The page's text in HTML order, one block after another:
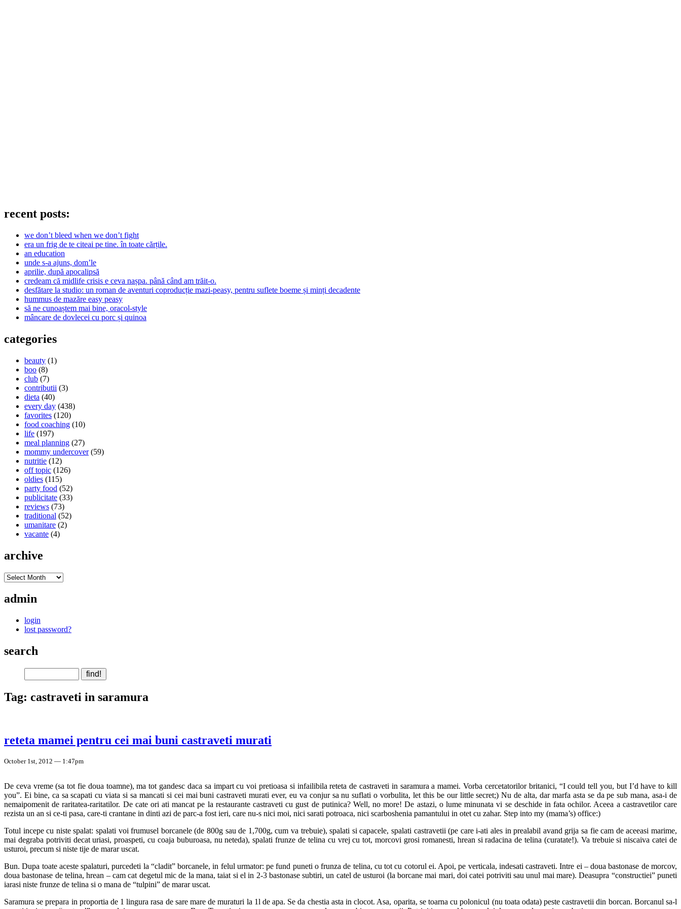
recent posts:
we don’t bleed when we don’t fight
era un frig de te citeai pe tine. în toate cărțile.
an education
unde s-a ajuns, dom’le
aprilie, după apocalipsă
credeam că midlife crisis e ceva nașpa. până când am trăit-o.
desfătare la studio: un roman de aventuri coproducție mazi-peasy, pentru suflete boeme și minți decadente
hummus de mazăre easy peasy
să ne cunoaștem mai bine, oracol-style
mâncare de dovlecei cu porc și quinoa
categories
beauty (1)
boo (8)
club (7)
contributii (3)
dieta (40)
every day (438)
favorites (120)
food coaching (10)
life (197)
meal planning (27)
mommy undercover(59)
nutritie (12)
off topic (126)
oldies (115)
party food (52)
publicitate (33)
reviews (73)
traditional (52)
umanitare (2)
vacante (4)
archive
admin
login
lost password?
search
Tag: castraveti in saramura
reteta mamei pentru cei mai buni castraveti murati
October 1st, 2012 — 1:47pm
De ceva vreme (sa tot fie doua toamne), ma tot gandesc daca sa impart cu voi pretioasa si infailibila reteta de castraveti in saramura a mamei. Vorba cercetatorilor britanici, “I could tell you, but I’d have to kill
you”. Ei bine, ca sa scapati cu viata si sa mancati si cei mai buni castraveti murati ever, eu va conjur sa nu suflati o vorbulita, let this be our little secret;) Nu de alta, dar marfa asta se da pe sub mana, asa-i de
nemaipomenit de raritatea-raritatilor. De cate ori ati mancat pe la restaurante castraveti cu gust de putinica? Well, no more! De astazi, o lume minunata vi se deschide in fata ochilor. Aceea a castravetilor care
rezista un an si ce-ti pasa, care-ti crantane in dinti azi de parc-a fost ieri, care nu-s nici moi, nici sarati potroaca, nici scarboshenia pamantului in otet cu zahar. Step into my (mama’s) office:)
Totul incepe cu niste spalat: spalati voi frumusel borcanele (de 800g sau de 1,700g, cum va trebuie), spalati si capacele, spalati castravetii (pe care i-ati ales in prealabil avand grija sa fie cam de aceeasi marime,
mai degraba potriviti decat uriasi, proaspeti, cu coaja buburoasa, nu neteda), spalati frunze de telina cu vrej cu tot, morcovi grosi romanesti, hrean si radacina de telina (curatate!). Va trebuie si niscaiva catei de
usturoi, precum si niste tije de marar uscat.
Bun. Dupa toate aceste spalaturi, purcedeti la “cladit” borcanele, in felul urmator: pe fund puneti o frunza de telina, cu tot cu cotorul ei. Apoi, pe verticala, indesati castraveti. Intre ei – doua bastonase de morcov,
doua bastonase de telina, hrean – cam cat degetul mic de la mana, taiat si el in 2-3 bastonase subtiri, un catel de usturoi (la borcane mai mari, doi catei potriviti sau unul mai mare). Deasupra “constructiei” puneti
iarasi niste frunze de telina si o mana de “tulpini” de marar uscat.
Saramura se prepara in proportia de 1 lingura rasa de sare mare de muraturi la 1l de apa. Se da chestia asta in clocot. Asa, oparita, se toarna cu polonicul (nu toata odata) peste castravetii din borcan. Borcanul sa-l